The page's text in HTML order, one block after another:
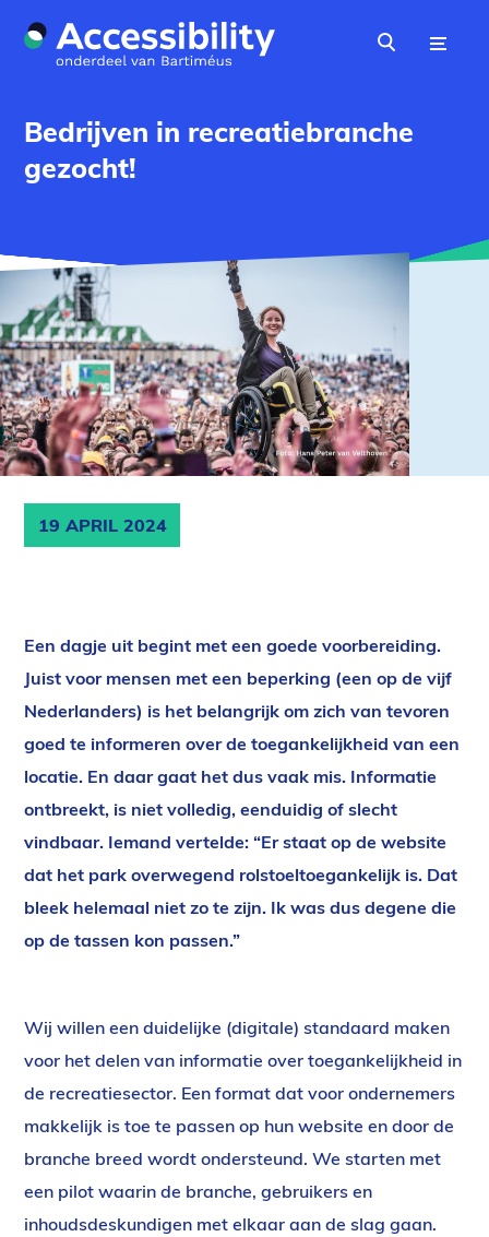
Naar hoofdinhoud
Zoeken
Bedrijven in recreatiebranche
gezocht!
19 APRIL 2024
Een dagje uit begint met een goede voorbereiding.
Juist voor mensen met een beperking (een op de vijf
Nederlanders) is het belangrijk om zich van tevoren
goed te informeren over de toegankelijkheid van een
locatie. En daar gaat het dus vaak mis. Informatie
ontbreekt, is niet volledig, eenduidig of slecht
vindbaar. Iemand vertelde: “Er staat op de website
dat het park overwegend rolstoeltoegankelijk is. Dat
bleek helemaal niet zo te zijn. Ik was dus degene die
op de tassen kon passen.”
Wij willen een duidelijke (digitale) standaard maken
voor het delen van informatie over toegankelijkheid in
de recreatiesector. Een format dat voor ondernemers
makkelijk is toe te passen op hun website en door de
branche breed wordt ondersteund. We starten met
een pilot waarin de branche, gebruikers en
inhoudsdeskundigen met elkaar aan de slag gaan.